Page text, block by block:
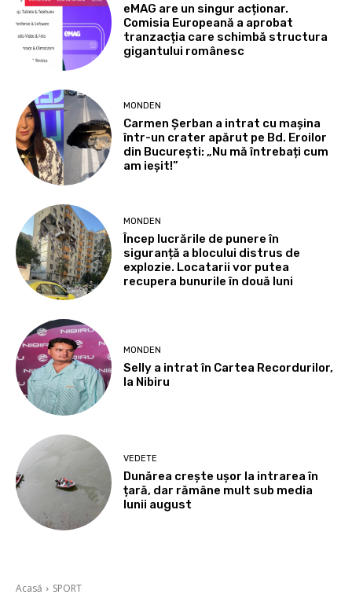
eMAG are un singur acționar.
Comisia Europeană a aprobat
tranzacția care schimbă structura
gigantului românesc
MONDEN
Carmen Șerban a intrat cu mașina
într-un crater apărut pe Bd. Eroilor
din București: „Nu mă întrebați cum
am ieșit!”
MONDEN
Încep lucrările de punere în
siguranță a blocului distrus de
explozie. Locatarii vor putea
recupera bunurile în două luni
MONDEN
Selly a intrat în Cartea Recordurilor,
la Nibiru
VEDETE
Dunărea crește ușor la intrarea în
țară, dar rămâne mult sub media
lunii august